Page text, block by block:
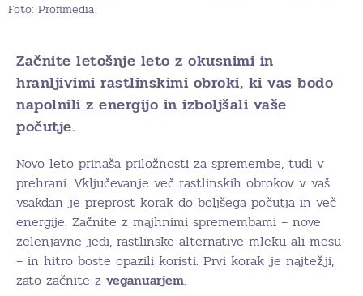
Foto: Profimedia
Začnite letošnje leto z okusnimi in
hranljivimi rastlinskimi obroki, ki vas bodo
napolnili z energijo in izboljšali vaše
počutje.
Novo leto prinaša priložnosti za spremembe, tudi v
prehrani. Vključevanje več rastlinskih obrokov v vaš
vsakdan je preprost korak do boljšega počutja in več
energije. Začnite z majhnimi spremembami – nove
zelenjavne jedi, rastlinske alternative mleku ali mesu
– in hitro boste opazili koristi. Prvi korak je najtežji,
zato začnite z veganuarjem.